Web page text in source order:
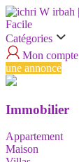
Catégories
Mon compte
une annonce
Immobilier
Appartement
Maison